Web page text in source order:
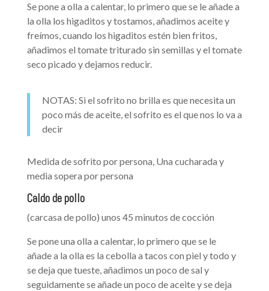
Se pone a olla a calentar, lo primero que se le añade a
la olla los higaditos y tostamos, añadimos aceite y
freímos, cuando los higaditos estén bien fritos,
añadimos el tomate triturado sin semillas y el tomate
seco picado y dejamos reducir.
NOTAS: Si el sofrito no brilla es que necesita un
poco más de aceite, el sofrito es el que nos lo va a
decir
Medida de sofrito por persona, Una cucharada y
media sopera por persona
Caldo de pollo
(carcasa de pollo) unos 45 minutos de cocción
Se pone una olla a calentar, lo primero que se le
añade a la olla es la cebolla a tacos con piel y todo y
se deja que tueste, añadimos un poco de sal y
seguidamente se añade un poco de aceite y se deja